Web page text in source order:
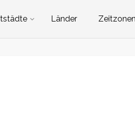
Länder Zeitzonen